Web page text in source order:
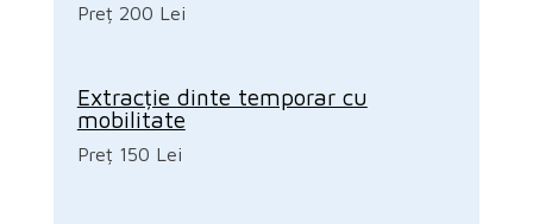
Preț 200 Lei
Extracție dinte temporar cu
mobilitate
Preț 150 Lei